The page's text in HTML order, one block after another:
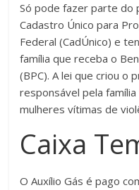
Só pode fazer parte do
Cadastro Único para
Federal (CadÚnico) e
família que receba o
(BPC). A lei que criou o
responsável pela
mulheres vítimas de
Caixa
O Auxílio Gás é pago